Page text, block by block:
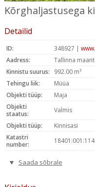
Kõrghaljastusega
Detailid
ID: 348927 |
Aadress:
Tallinna
Kinnistu suurus:
992.00 m²
Tehingu liik:
Müüa
Objekti tüüp:
Maja
Objekti
staatus:
Valmis
Objekti tüüp:
Kinnisasi
Katastri
number:
Saada sõbrale